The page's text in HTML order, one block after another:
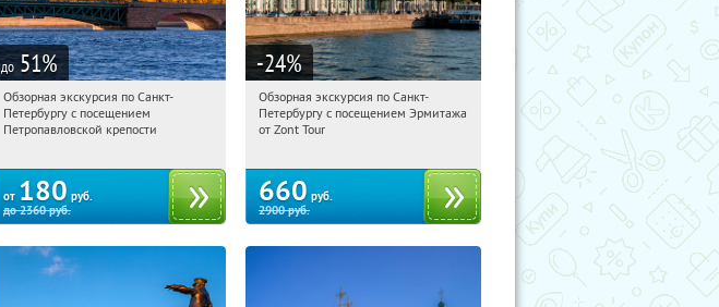
до 51%
10:23:15 Купили:
Площадь Восстания
Обзорная экскурсия по Санкт-
Петербургу с посещением
Петропавловской крепости
от 180 руб.
до2360руб.
-24%
10:23:15
Купи первым!
Площадь Восстания
Обзорная экскурсия по Санкт-
Петербургу с посещением Эрмитажа
от Zont Tour
660 руб.
2900руб.